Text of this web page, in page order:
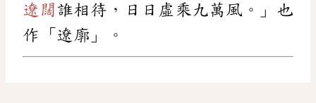
遼闊誰相待，日日虛乘九萬風。」也
作「遼廓」。